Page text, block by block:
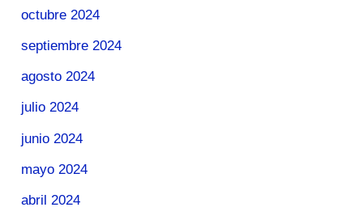
octubre 2024
septiembre 2024
agosto 2024
julio 2024
junio 2024
mayo 2024
abril 2024